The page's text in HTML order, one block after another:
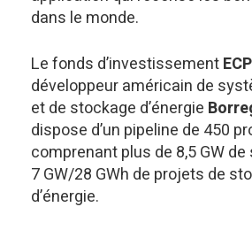
dans le monde.
Le fonds d’investissementECP
développeur américain de
et de stockage d’énergie
dispose d’un pipeline de 450
comprenant plus de 8,5 GW
7 GW/28 GWh de projets de
d’énergie.